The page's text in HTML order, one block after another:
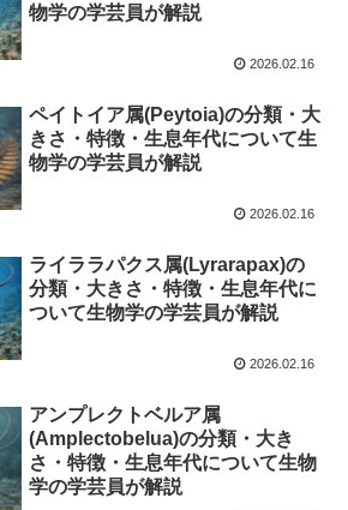
物学の学芸員が解説
2026.02.16
ペイトイア属(Peytoia)の分類・大
きさ・特徴・生息年代について生
物学の学芸員が解説
2026.02.16
ライララパクス属(Lyrarapax)の
分類・大きさ・特徴・生息年代に
ついて生物学の学芸員が解説
2026.02.16
アンプレクトベルア属
(Amplectobelua)の分類・大き
さ・特徴・生息年代について生物
学の学芸員が解説